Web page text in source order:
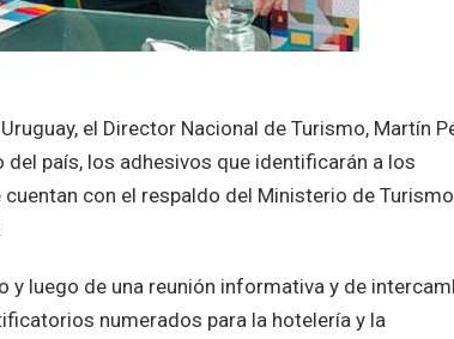
el Director Nacional de Turismo, Martín
país, los adhesivos que identificarán a los
con el respaldo del Ministerio de Turismo
luego de una reunión informativa y de
numerados para la hotelería y la